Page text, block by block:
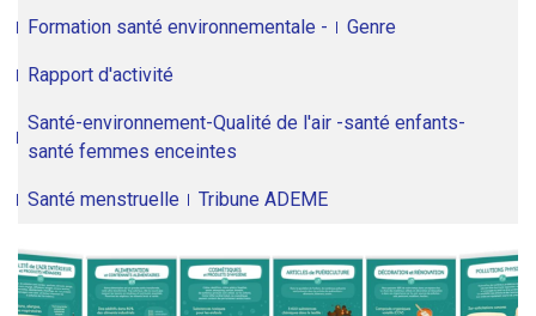
Formation santé environnementale - Genre
Rapport d'activité
Santé-environnement-Qualité de l'air -santé enfants-
santé femmes enceintes
Santé menstruelle Tribune ADEME